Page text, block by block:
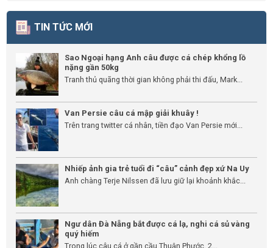
TIN TỨC MỚI
Sao Ngoại hạng Anh câu được cá chép khổng lồ
nặng gần 50kg
Tranh thủ quãng thời gian không phải thi đấu, Mark...
Van Persie câu cá mập giải khuây !
Trên trang twitter cá nhân, tiền đạo Van Persie mới...
Nhiếp ảnh gia trẻ tuổi đi “câu” cảnh đẹp xứ Na Uy
Anh chàng Terje Nilssen đã lưu giữ lại khoảnh khắc...
Ngư dân Đà Nẵng bắt được cá lạ, nghi cá sủ vàng
quý hiếm
Trong lúc câu cá ở gần cầu Thuận Phước, 2...